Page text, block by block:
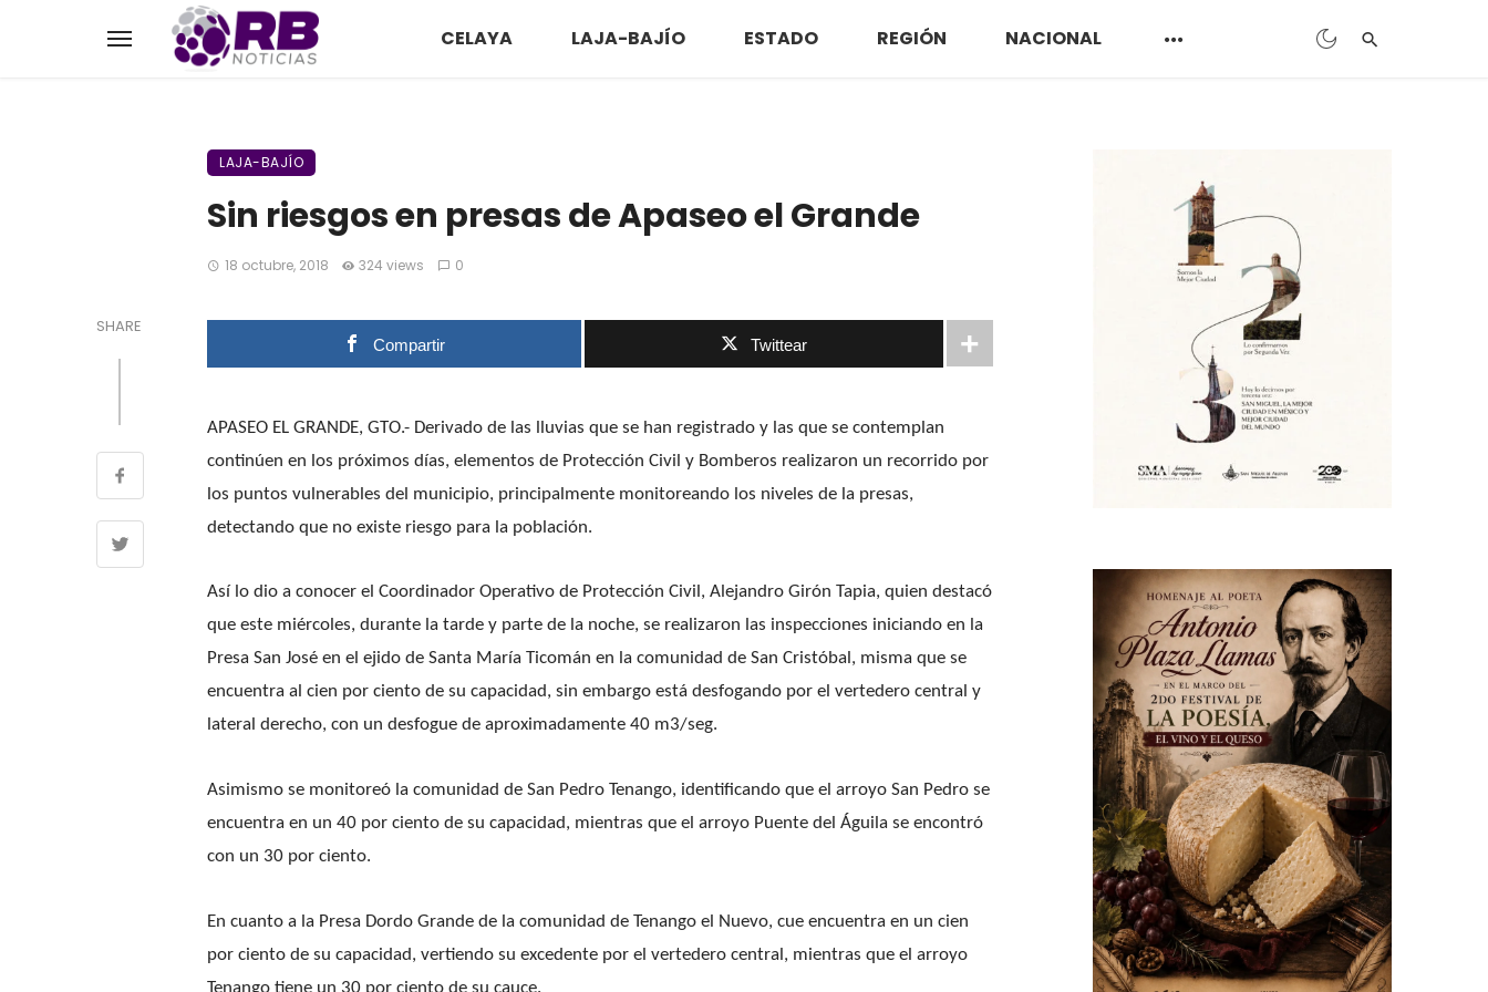
CELAYA LAJA-BAJÍO ESTADO REGIÓN NACIONAL
LAJA-BAJÍO
Sin riesgos en presas de Apaseo el Grande
18 octubre, 2018 324 views 0
SHARE
Compartir Twittear
APASEO EL GRANDE, GTO.- Derivado de las lluvias que se han registrado y las que se contemplan
continúen en los próximos días, elementos de Protección Civil y Bomberos realizaron un recorrido por
los puntos vulnerables del municipio, principalmente monitoreando los niveles de la presas,
detectando que no existe riesgo para la población.
Así lo dio a conocer el Coordinador Operativo de Protección Civil, Alejandro Girón Tapia, quien destacó
que este miércoles, durante la tarde y parte de la noche, se realizaron las inspecciones iniciando en la
Presa San José en el ejido de Santa María Ticomán en la comunidad de San Cristóbal, misma que se
encuentra al cien por ciento de su capacidad, sin embargo está desfogando por el vertedero central y
lateral derecho, con un desfogue de aproximadamente 40 m3/seg.
Asimismo se monitoreó la comunidad de San Pedro Tenango, identificando que el arroyo San Pedro se
encuentra en un 40 por ciento de su capacidad, mientras que el arroyo Puente del Águila se encontró
con un 30 por ciento.
En cuanto a la Presa Dordo Grande de la comunidad de Tenango el Nuevo, cue encuentra en un cien
por ciento de su capacidad, vertiendo su excedente por el vertedero central, mientras que el arroyo